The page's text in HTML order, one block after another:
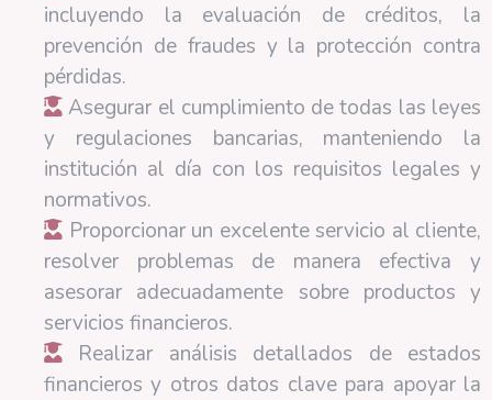
incluyendo la evaluación de créditos, la
prevención de fraudes y la protección contra
pérdidas.
Asegurar el cumplimiento de todas las leyes
y regulaciones bancarias, manteniendo la
institución al día con los requisitos legales y
normativos.
Proporcionar un excelente servicio al cliente,
resolver problemas de manera efectiva y
asesorar adecuadamente sobre productos y
servicios financieros.
Realizar análisis detallados de estados
financieros y otros datos clave para apoyar la